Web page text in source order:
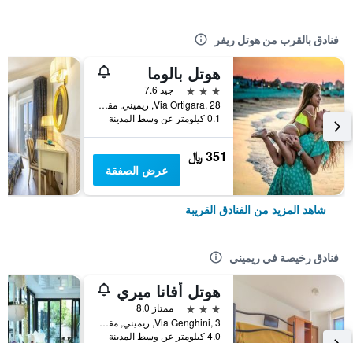
فنادق بالقرب من هوتل ريفر
هوتل بالوما
3 نجوم
جيد 7.6
Via Ortigara, 28, ريميني, مقاطعة ريميني, إيطاليا
0.1 كيلومتر عن وسط المدينة
351 ﷼
عرض الصفقة
شاهد المزيد من الفنادق القريبة
فنادق رخيصة في ريميني
هوتل أفانا ميري
3 نجوم
ممتاز 8.0
Via Genghini, 3, ريميني, مقاطعة ريميني, إيطاليا
4.0 كيلومتر عن وسط المدينة